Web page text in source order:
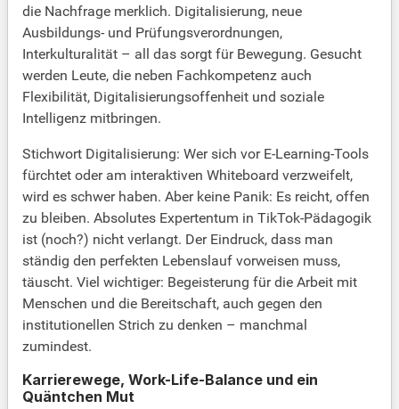
die Nachfrage merklich. Digitalisierung, neue
Ausbildungs- und Prüfungsverordnungen,
Interkulturalität – all das sorgt für Bewegung. Gesucht
werden Leute, die neben Fachkompetenz auch
Flexibilität, Digitalisierungsoffenheit und soziale
Intelligenz mitbringen.
Stichwort Digitalisierung: Wer sich vor E-Learning-Tools
fürchtet oder am interaktiven Whiteboard verzweifelt,
wird es schwer haben. Aber keine Panik: Es reicht, offen
zu bleiben. Absolutes Expertentum in TikTok-Pädagogik
ist (noch?) nicht verlangt. Der Eindruck, dass man
ständig den perfekten Lebenslauf vorweisen muss,
täuscht. Viel wichtiger: Begeisterung für die Arbeit mit
Menschen und die Bereitschaft, auch gegen den
institutionellen Strich zu denken – manchmal
zumindest.
Karrierewege, Work-Life-Balance und ein
Quäntchen Mut